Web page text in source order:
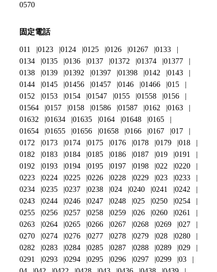
0570
固定電話
011 0123 0124 0125 0126 01267
0133
0134
0135 0136 0137 01372 01374
01377
0138
0139 01392 01397 01398 0142
0143
0144
0145 01456 01457 0146 01466
015
0152
0153 0154 01547 0155 01558
0156
01564
0157 0158 01586 01587 0162
0163
01632
01634 01635 0164 01648
0165
01654
01655 01656 01658 0166 0167
017
0172
0173 0174 0175 0176 0178 0179
018
0182
0183 0184 0185 0186 0187 019
0191
0192
0193 0194 0195 0197 0198 022
0220
0223
0224 0225 0226 0228 0229 023
0233
0234
0235 0237 0238 024 0240 0241
0242
0243
0244 0246 0247 0248 025 0250
0254
0255
0256 0257 0258 0259 026 0260
0261
0263
0264 0265 0266 0267 0268 0269
027
0270
0274 0276 0277 0278 0279 028
0280
0282
0283 0284 0285 0287 0288 0289
029
0291
0293 0294 0295 0296 0297 0299
03